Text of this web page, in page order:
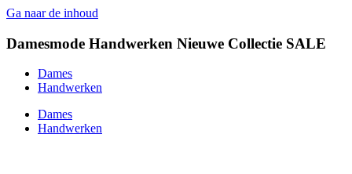
Ga naar de inhoud
Damesmode Handwerken Nieuwe Collectie SALE
Dames
Handwerken
Dames
Handwerken